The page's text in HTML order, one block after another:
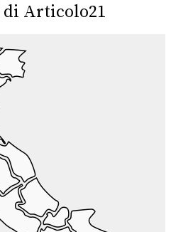
Articolo21